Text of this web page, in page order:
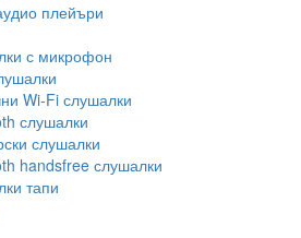
плейъри
с микрофон
Wi-Fi слушалки
слушалки
слушалки
handsfree слушалки
тапи